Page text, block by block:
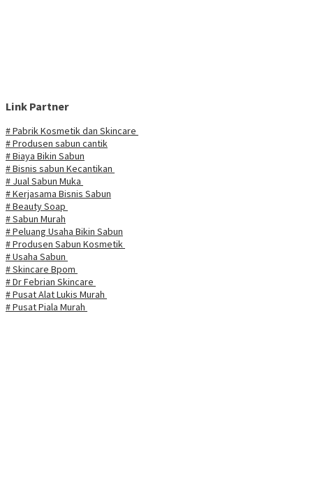
Link Partner
# Pabrik Kosmetik dan Skincare
# Produsen sabun cantik
# Biaya Bikin Sabun
# Bisnis sabun Kecantikan
# Jual Sabun Muka
# Kerjasama Bisnis Sabun
# Beauty Soap
# Sabun Murah
# Peluang Usaha Bikin Sabun
# Produsen Sabun Kosmetik
# Usaha Sabun
# Skincare Bpom
# Dr Febrian Skincare
# Pusat Alat Lukis Murah
# Pusat Piala Murah